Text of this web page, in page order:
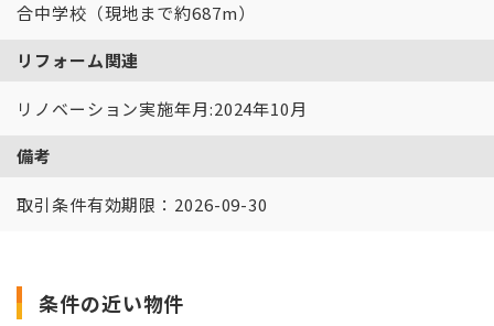
合中学校（現地まで約687m）
リフォーム関連
リノベーション実施年月:2024年10月
備考
取引条件有効期限：2026-09-30
条件の近い物件